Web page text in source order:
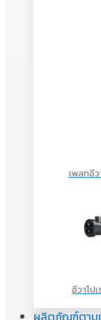
เพลทอีว
อีวาโป
ผลิตภัณฑ์ตาม